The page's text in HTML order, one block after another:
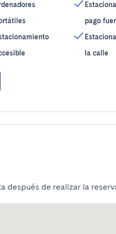
pago
la calle
después de realizar la